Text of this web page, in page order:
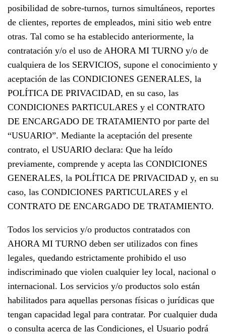
posibilidad de sobre-turnos, turnos simultáneos, reportes
de clientes, reportes de empleados, mini sitio web entre
otras. Tal como se ha establecido anteriormente, la
contratación y/o el uso de AHORA MI TURNO y/o de
cualquiera de los SERVICIOS, supone el conocimiento y
aceptación de las CONDICIONES GENERALES, la
POLÍTICA DE PRIVACIDAD, en su caso, las
CONDICIONES PARTICULARES y el CONTRATO
DE ENCARGADO DE TRATAMIENTO por parte del
“USUARIO”. Mediante la aceptación del presente
contrato, el USUARIO declara: Que ha leído
previamente, comprende y acepta las CONDICIONES
GENERALES, la POLÍTICA DE PRIVACIDAD y, en su
caso, las CONDICIONES PARTICULARES y el
CONTRATO DE ENCARGADO DE TRATAMIENTO.
Todos los servicios y/o productos contratados con
AHORA MI TURNO deben ser utilizados con fines
legales, quedando estrictamente prohibido el uso
indiscriminado que violen cualquier ley local, nacional o
internacional. Los servicios y/o productos solo están
habilitados para aquellas personas físicas o jurídicas que
tengan capacidad legal para contratar. Por cualquier duda
o consulta acerca de las Condiciones, el Usuario podrá